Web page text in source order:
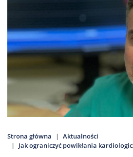
Kontakt
801
Strona główna
Aktualności
Jak ograniczyć powikłania